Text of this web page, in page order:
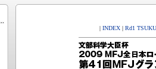
| INDEX | Rd1